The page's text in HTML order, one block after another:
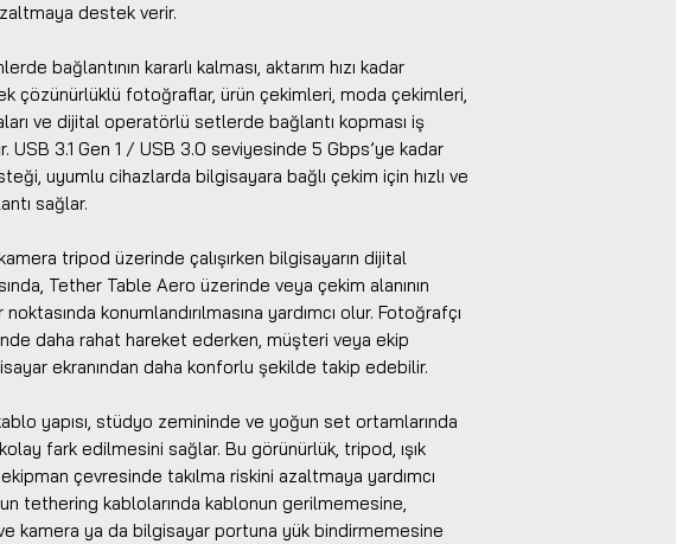
destek verir.
bağlantının kararlı kalması, aktarım hızı kadar
çözünürlüklü fotoğraflar, ürün çekimleri, moda çekimleri,
ve dijital operatörlü setlerde bağlantı kopması iş
USB 3.1 Gen 1 / USB 3.0 seviyesinde 5 Gbps’ye kadar
uyumlu cihazlarda bilgisayara bağlı çekim için hızlı ve
sağlar.
tripod üzerinde çalışırken bilgisayarın dijital
Tether Table Aero üzerinde veya çekim alanının
konumlandırılmasına yardımcı olur. Fotoğrafçı
daha rahat hareket ederken, müşteri veya ekip
ekranından daha konforlu şekilde takip edebilir.
yapısı, stüdyo zemininde ve yoğun set ortamlarında
fark edilmesini sağlar. Bu görünürlük, tripod, ışık
çevresinde takılma riskini azaltmaya yardımcı
tethering kablolarında kablonun gerilmemesine,
kamera ya da bilgisayar portuna yük bindirmemesine